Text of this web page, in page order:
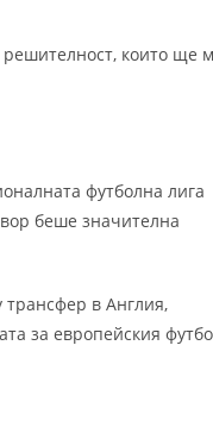
решителност, които ще
футболна лига
беше значителна
трансфер в Англия,
за европейския